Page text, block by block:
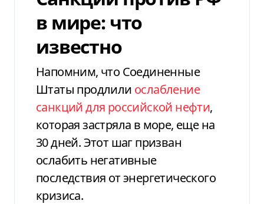
в мире: что
известно
Напомним, что Соединенные
Штаты продлили ослабление
санкций для российской нефти,
которая застряла в море, еще на
30 дней. Этот шаг призван
ослабить негативные
последствия от энергетического
кризиса.